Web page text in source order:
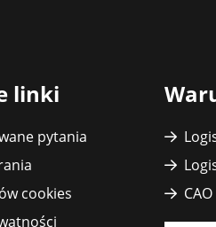
linki
pytania
cookies